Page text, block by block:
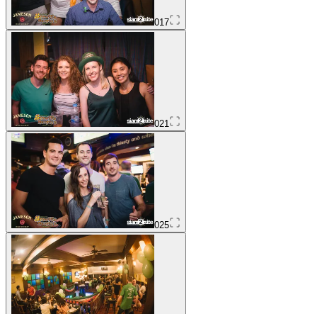
017
021
025